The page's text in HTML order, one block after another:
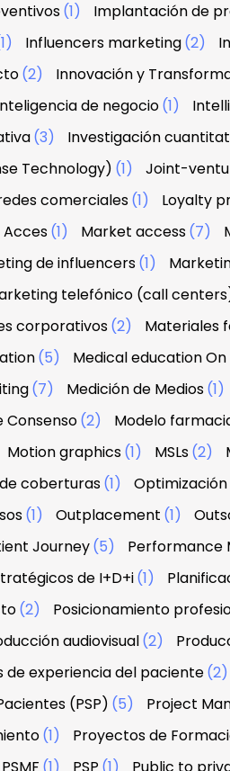
(1) Implantación de
Influencers marketing(2)
(2) Innovación y
de negocio(1)
(3) Investigación
Technology) (1) Joint-
comerciales(1) Loyalty
(1) Market access(7)
de influencers(1)
telefónico (call
corporativos(2) Materiales
(5) Medical education
(7) Medición de Medios(1)
Consenso(2) Modelo
Motion graphics(1) MSLs(2)
coberturas(1)
(1) Outplacement (1)
Journey(5) Performance
de I+D+i(1)
(2) Posicionamiento
audiovisual(2)
de experiencia del paciente(2)
(PSP) (5) Project
(1) Proyectos de